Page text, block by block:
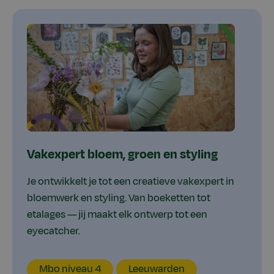
Vakexpert bloem, groen en styling
Je ontwikkelt je tot een creatieve vakexpert in
bloemwerk en styling. Van boeketten tot
etalages — jij maakt elk ontwerp tot een
eyecatcher.
MijnMbo niveau 4 Locatie
Leeuwarden